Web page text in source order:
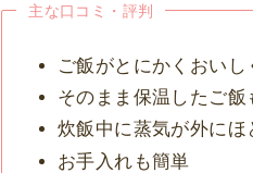
主な口コミ・評判
ご飯がとにかくおいし
そのまま保温したご飯
炊飯中に蒸気が外にほ
お手入れも簡単